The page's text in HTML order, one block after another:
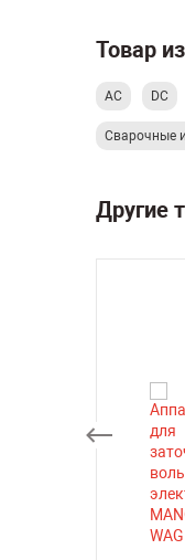
Товар
AC DC
Сварочные
Другие